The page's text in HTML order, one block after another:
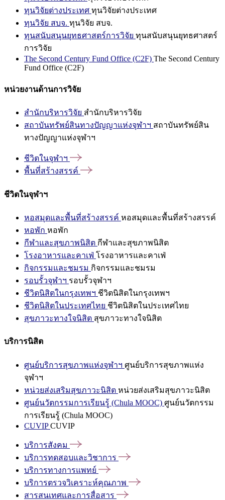
ทุนวิจัยต่างประเทศ ทุนวิจัยต่างประเทศ
ทุนวิจัย สบจ. ทุนวิจัย สบจ.
ทุนสนับสนุนยุทธศาสตร์การวิจัย ทุนสนับสนุนยุทธศาสตร์
การวิจัย
The Second Century Fund Office (C2F) The Second Century
Fund Office (C2F)
หน่วยงานด้านการวิจัย
สำนักบริหารวิจัย สำนักบริหารวิจัย
สถาบันทรัพย์สินทางปัญญาแห่งจุฬาฯ สถาบันทรัพย์สิน
ทางปัญญาแห่งจุฬาฯ
ชีวิตในจุฬาฯ
พื้นที่สร้างสรรค์
ชีวิตในจุฬาฯ
หอสมุดและพื้นที่สร้างสรรค์ หอสมุดและพื้นที่สร้างสรรค์
หอพัก หอพัก
กีฬาและสุขภาพนิสิต กีฬาและสุขภาพนิสิต
โรงอาหารและคาเฟ่ โรงอาหารและคาเฟ่
กิจกรรมและชมรม กิจกรรมและชมรม
รอบรั้วจุฬาฯ รอบรั้วจุฬาฯ
ชีวิตนิสิตในกรุงเทพฯ ชีวิตนิสิตในกรุงเทพฯ
ชีวิตนิสิตในประเทศไทย ชีวิตนิสิตในประเทศไทย
สุขภาวะทางใจนิสิต สุขภาวะทางใจนิสิต
บริการนิสิต
ศูนย์บริการสุขภาพแห่งจุฬาฯ ศูนย์บริการสุขภาพแห่ง
จุฬาฯ
หน่วยส่งเสริมสุขภาวะนิสิต หน่วยส่งเสริมสุขภาวะนิสิต
ศูนย์นวัตกรรมการเรียนรู้ (Chula MOOC) ศูนย์นวัตกรรม
การเรียนรู้ (Chula MOOC)
CUVIPCUVIP
บริการสังคม
บริการทดสอบและวิชาการ
บริการทางการแพทย์
บริการตรวจวิเคราะห์คุณภาพ
สารสนเทศและการสื่อสาร